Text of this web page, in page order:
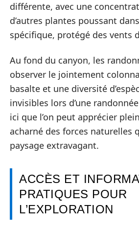
différente, avec une
d’autres plantes poussant
spécifique, protégé des vents
Au fond du canyon, les
observer le jointement
basalte et une diversité
invisibles lors d’une
ici que l’on peut apprécier
acharné des forces naturelles
paysage extravagant.
ACCÈS ET
PRATIQUES POUR
L’EXPLORATION